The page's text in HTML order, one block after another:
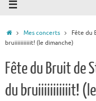
Accueil
Mes concerts
Fête du
bruiiiiiiiiiiit! (le dimanche)
Fête du Bruit de
du bruiiiiiiiiiiit!